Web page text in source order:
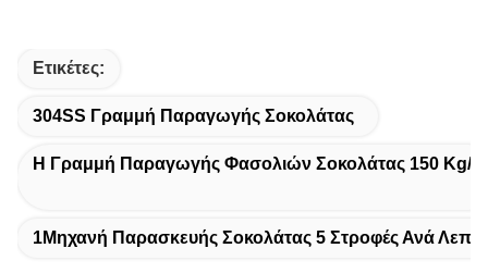
Ετικέτες:
304SS Γραμμή Παραγωγής Σοκολάτας
Η Γραμμή Παραγωγής Φασολιών Σοκολάτας 150 Kg/h
1Μηχανή Παρασκευής Σοκολάτας 5 Στροφές Ανά